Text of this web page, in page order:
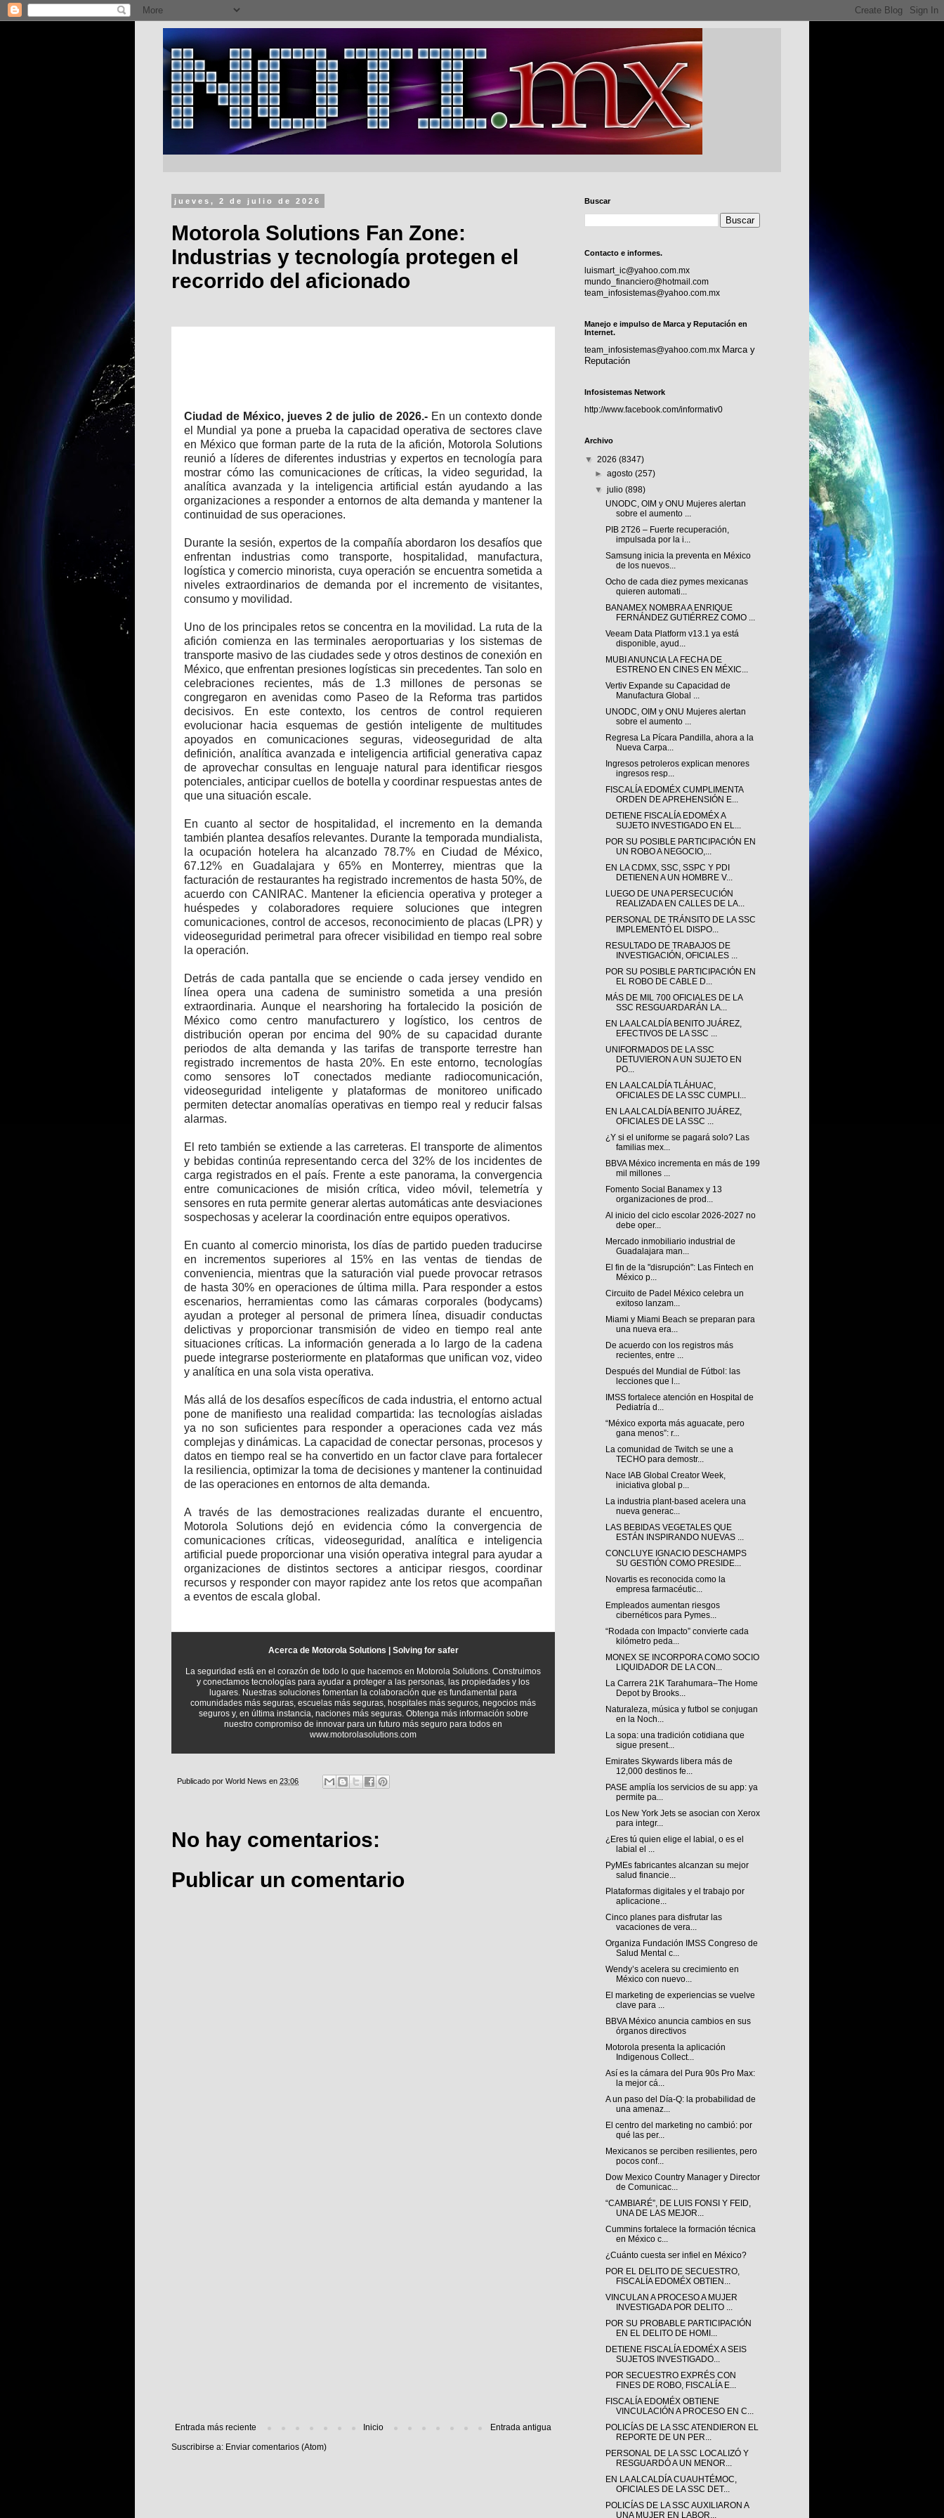
jueves, 2 de julio de 2026
Motorola Solutions Fan Zone:
Industrias y tecnología protegen el
recorrido del aficionado
Ciudad de México, jueves 2 de julio de 2026.-En un contexto donde
el Mundial ya pone a prueba la capacidad operativa de sectores clave
en México que forman parte de la ruta de la afición, Motorola Solutions
reunió a líderes de diferentes industrias y expertos en tecnología para
mostrar cómo las comunicaciones de críticas, la video seguridad, la
analítica avanzada y la inteligencia artificial están ayudando a las
organizaciones a responder a entornos de alta demanda y mantener la
continuidad de sus operaciones.
Durante la sesión, expertos de la compañía abordaron los desafíos que
enfrentan industrias como transporte, hospitalidad, manufactura,
logística y comercio minorista, cuya operación se encuentra sometida a
niveles extraordinarios de demanda por el incremento de visitantes,
consumo y movilidad.
Uno de los principales retos se concentra en la movilidad. La ruta de la
afición comienza en las terminales aeroportuarias y los sistemas de
transporte masivo de las ciudades sede y otros destinos de conexión en
México, que enfrentan presiones logísticas sin precedentes. Tan solo en
celebraciones recientes, más de 1.3 millones de personas se
congregaron en avenidas como Paseo de la Reforma tras partidos
decisivos. En este contexto, los centros de control requieren
evolucionar hacia esquemas de gestión inteligente de multitudes
apoyados en comunicaciones seguras, videoseguridad de alta
definición, analítica avanzada e inteligencia artificial generativa capaz
de aprovechar consultas en lenguaje natural para identificar riesgos
potenciales, anticipar cuellos de botella y coordinar respuestas antes de
que una situación escale.
En cuanto al sector de hospitalidad, el incremento en la demanda
también plantea desafíos relevantes. Durante la temporada mundialista,
la ocupación hotelera ha alcanzado 78.7% en Ciudad de México,
67.12% en Guadalajara y 65% en Monterrey, mientras que la
facturación de restaurantes ha registrado incrementos de hasta 50%, de
acuerdo con CANIRAC. Mantener la eficiencia operativa y proteger a
huéspedes y colaboradores requiere soluciones que integren
comunicaciones, control de accesos, reconocimiento de placas (LPR) y
videoseguridad perimetral para ofrecer visibilidad en tiempo real sobre
la operación.
Detrás de cada pantalla que se enciende o cada jersey vendido en
línea opera una cadena de suministro sometida a una presión
extraordinaria. Aunque el nearshoring ha fortalecido la posición de
México como centro manufacturero y logístico, los centros de
distribución operan por encima del 90% de su capacidad durante
periodos de alta demanda y las tarifas de transporte terrestre han
registrado incrementos de hasta 20%. En este entorno, tecnologías
como sensores IoT conectados mediante radiocomunicación,
videoseguridad inteligente y plataformas de monitoreo unificado
permiten detectar anomalías operativas en tiempo real y reducir falsas
alarmas.
El reto también se extiende a las carreteras. El transporte de alimentos
y bebidas continúa representando cerca del 32% de los incidentes de
carga registrados en el país. Frente a este panorama, la convergencia
entre comunicaciones de misión crítica, video móvil, telemetría y
sensores en ruta permite generar alertas automáticas ante desviaciones
sospechosas y acelerar la coordinación entre equipos operativos.
En cuanto al comercio minorista, los días de partido pueden traducirse
en incrementos superiores al 15% en las ventas de tiendas de
conveniencia, mientras que la saturación vial puede provocar retrasos
de hasta 30% en operaciones de última milla. Para responder a estos
escenarios, herramientas como las cámaras corporales (bodycams)
ayudan a proteger al personal de primera línea, disuadir conductas
delictivas y proporcionar transmisión de video en tiempo real ante
situaciones críticas. La información generada a lo largo de la cadena
puede integrarse posteriormente en plataformas que unifican voz, video
y analítica en una sola vista operativa.
Más allá de los desafíos específicos de cada industria, el entorno actual
pone de manifiesto una realidad compartida: las tecnologías aisladas
ya no son suficientes para responder a operaciones cada vez más
complejas y dinámicas. La capacidad de conectar personas, procesos y
datos en tiempo real se ha convertido en un factor clave para fortalecer
la resiliencia, optimizar la toma de decisiones y mantener la continuidad
de las operaciones en entornos de alta demanda.
A través de las demostraciones realizadas durante el encuentro,
Motorola Solutions dejó en evidencia cómo la convergencia de
comunicaciones críticas, videoseguridad, analítica e inteligencia
artificial puede proporcionar una visión operativa integral para ayudar a
organizaciones de distintos sectores a anticipar riesgos, coordinar
recursos y responder con mayor rapidez ante los retos que acompañan
a eventos de escala global.
Acerca de Motorola Solutions | Solving for safer
La seguridad está en el corazón de todo lo que hacemos en Motorola Solutions. Construimos
y conectamos tecnologías para ayudar a proteger a las personas, las propiedades y los
lugares. Nuestras soluciones fomentan la colaboración que es fundamental para
comunidades más seguras, escuelas más seguras, hospitales más seguros, negocios más
seguros y, en última instancia, naciones más seguras. Obtenga más información sobre
nuestro compromiso de innovar para un futuro más seguro para todos en
www.motorolasolutions.com
Publicado por World News en 23:06
No hay comentarios:
Publicar un comentario
Entrada más reciente Entrada antigua
Inicio
Suscribirse a: Enviar comentarios (Atom)
Buscar
Contacto e informes.
luismart_ic@yahoo.com.mx
mundo_financiero@hotmail.com
team_infosistemas@yahoo.com.mx
Manejo e impulso de Marca y Reputación en
Internet.
team_infosistemas@yahoo.com.mx Marca y
Reputación
Infosistemas Network
http://www.facebook.com/informativ0
Archivo
▼ 2026 (8347)
►agosto(257)
▼julio(898)
UNODC, OIM y ONU Mujeres alertan
sobre el aumento ...
PIB 2T26 – Fuerte recuperación,
impulsada por la i...
Samsung inicia la preventa en México
de los nuevos...
Ocho de cada diez pymes mexicanas
quieren automati...
BANAMEX NOMBRA A ENRIQUE
FERNÁNDEZ GUTIÉRREZ COMO ...
Veeam Data Platform v13.1 ya está
disponible, ayud...
MUBI ANUNCIA LA FECHA DE
ESTRENO EN CINES EN MÉXIC...
Vertiv Expande su Capacidad de
Manufactura Global ...
UNODC, OIM y ONU Mujeres alertan
sobre el aumento ...
Regresa La Pícara Pandilla, ahora a la
Nueva Carpa...
Ingresos petroleros explican menores
ingresos resp...
FISCALÍA EDOMÉX CUMPLIMENTA
ORDEN DE APREHENSIÓN E...
DETIENE FISCALÍA EDOMÉX A
SUJETO INVESTIGADO EN EL...
POR SU POSIBLE PARTICIPACIÓN EN
UN ROBO A NEGOCIO,...
EN LA CDMX, SSC, SSPC Y PDI
DETIENEN A UN HOMBRE V...
LUEGO DE UNA PERSECUCIÓN
REALIZADA EN CALLES DE LA...
PERSONAL DE TRÁNSITO DE LA SSC
IMPLEMENTÓ EL DISPO...
RESULTADO DE TRABAJOS DE
INVESTIGACIÓN, OFICIALES ...
POR SU POSIBLE PARTICIPACIÓN EN
EL ROBO DE CABLE D...
MÁS DE MIL 700 OFICIALES DE LA
SSC RESGUARDARÁN LA...
EN LA ALCALDÍA BENITO JUÁREZ,
EFECTIVOS DE LA SSC ...
UNIFORMADOS DE LA SSC
DETUVIERON A UN SUJETO EN
PO...
EN LA ALCALDÍA TLÁHUAC,
OFICIALES DE LA SSC CUMPLI...
EN LA ALCALDÍA BENITO JUÁREZ,
OFICIALES DE LA SSC ...
¿Y si el uniforme se pagará solo? Las
familias mex...
BBVA México incrementa en más de 199
mil millones ...
Fomento Social Banamex y 13
organizaciones de prod...
Al inicio del ciclo escolar 2026-2027 no
debe oper...
Mercado inmobiliario industrial de
Guadalajara man...
El fin de la "disrupción": Las Fintech en
México p...
Circuito de Padel México celebra un
exitoso lanzam...
Miami y Miami Beach se preparan para
una nueva era...
De acuerdo con los registros más
recientes, entre ...
Después del Mundial de Fútbol: las
lecciones que l...
IMSS fortalece atención en Hospital de
Pediatría d...
“México exporta más aguacate, pero
gana menos”: r...
La comunidad de Twitch se une a
TECHO para demostr...
Nace IAB Global Creator Week,
iniciativa global p...
La industria plant-based acelera una
nueva generac...
LAS BEBIDAS VEGETALES QUE
ESTÁN INSPIRANDO NUEVAS ...
CONCLUYE IGNACIO DESCHAMPS
SU GESTIÓN COMO PRESIDE...
Novartis es reconocida como la
empresa farmacéutic...
Empleados aumentan riesgos
cibernéticos para Pymes...
“Rodada con Impacto” convierte cada
kilómetro peda...
MONEX SE INCORPORA COMO SOCIO
LIQUIDADOR DE LA CON...
La Carrera 21K Tarahumara–The Home
Depot by Brooks...
Naturaleza, música y futbol se conjugan
en la Noch...
La sopa: una tradición cotidiana que
sigue present...
Emirates Skywards libera más de
12,000 destinos fe...
PASE amplía los servicios de su app: ya
permite pa...
Los New York Jets se asocian con Xerox
para integr...
¿Eres tú quien elige el labial, o es el
labial el ...
PyMEs fabricantes alcanzan su mejor
salud financie...
Plataformas digitales y el trabajo por
aplicacione...
Cinco planes para disfrutar las
vacaciones de vera...
Organiza Fundación IMSS Congreso de
Salud Mental c...
Wendy’s acelera su crecimiento en
México con nuevo...
El marketing de experiencias se vuelve
clave para ...
BBVA México anuncia cambios en sus
órganos directivos
Motorola presenta la aplicación
Indigenous Collect...
Así es la cámara del Pura 90s Pro Max:
la mejor cá...
A un paso del Día-Q: la probabilidad de
una amenaz...
El centro del marketing no cambió: por
qué las per...
Mexicanos se perciben resilientes, pero
pocos conf...
Dow Mexico Country Manager y Director
de Comunicac...
“CAMBIARÉ”, DE LUIS FONSI Y FEID,
UNA DE LAS MEJOR...
Cummins fortalece la formación técnica
en México c...
¿Cuánto cuesta ser infiel en México?
POR EL DELITO DE SECUESTRO,
FISCALÍA EDOMÉX OBTIEN...
VINCULAN A PROCESO A MUJER
INVESTIGADA POR DELITO ...
POR SU PROBABLE PARTICIPACIÓN
EN EL DELITO DE HOMI...
DETIENE FISCALÍA EDOMÉX A SEIS
SUJETOS INVESTIGADO...
POR SECUESTRO EXPRÉS CON
FINES DE ROBO, FISCALÍA E...
FISCALÍA EDOMÉX OBTIENE
VINCULACIÓN A PROCESO EN C...
POLICÍAS DE LA SSC ATENDIERON EL
REPORTE DE UN PER...
PERSONAL DE LA SSC LOCALIZÓ Y
RESGUARDÓ A UN MENOR...
EN LA ALCALDÍA CUAUHTÉMOC,
OFICIALES DE LA SSC DET...
POLICÍAS DE LA SSC AUXILIARON A
UNA MUJER EN LABOR...